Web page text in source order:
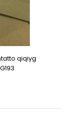
qiqiyg